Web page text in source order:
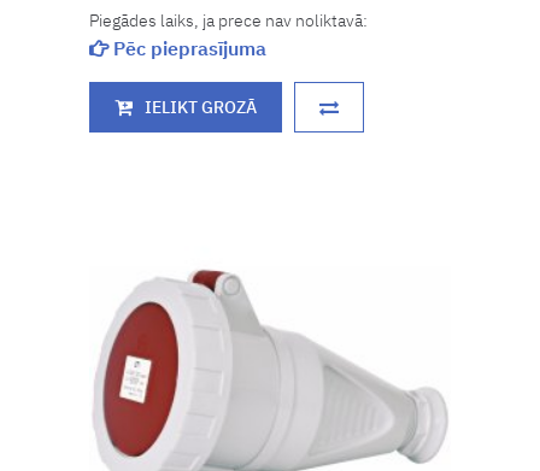
Piegādes laiks, ja prece nav noliktavā:
Pēc pieprasījuma
IELIKT GROZĀ